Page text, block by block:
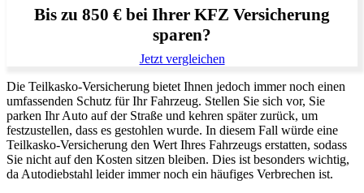
Bis zu 850 € bei Ihrer KFZ Versicherung
sparen?
Jetzt vergleichen
Die Teilkasko-Versicherung bietet Ihnen jedoch immer noch einen
umfassenden Schutz für Ihr Fahrzeug. Stellen Sie sich vor, Sie
parken Ihr Auto auf der Straße und kehren später zurück, um
festzustellen, dass es gestohlen wurde. In diesem Fall würde eine
Teilkasko-Versicherung den Wert Ihres Fahrzeugs erstatten, sodass
Sie nicht auf den Kosten sitzen bleiben. Dies ist besonders wichtig,
da Autodiebstahl leider immer noch ein häufiges Verbrechen ist.